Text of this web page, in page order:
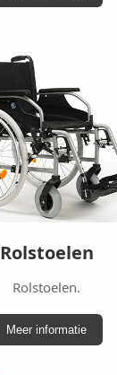
Rolstoelen
Rolstoelen.
Meer informatie